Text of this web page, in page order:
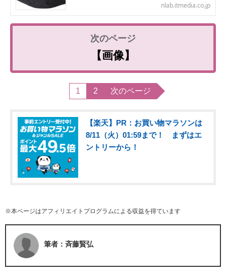
nlab.itmedia.co.jp
【画像】
1 2 次のページ
【楽天】PR：お買い物マラソンは
8/11（火）01:59まで！ まずはエ
ントリーから！
※本ページはアフィリエイトプログラムによる収益を得ています
筆者：斉藤賢弘